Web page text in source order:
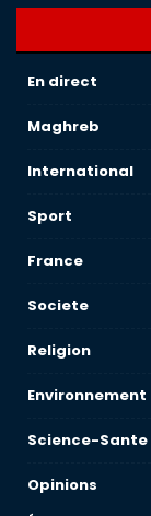
En direct
Maghreb
International
Sport
France
Societe
Religion
Environnement
Science-Sante
Opinions